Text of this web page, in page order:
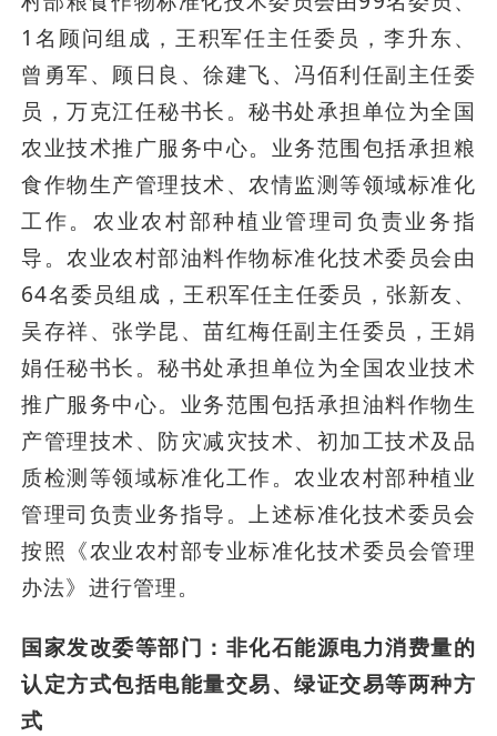
1名顾问组成，王积军任主任委员，李升东、
曾勇军、顾日良、徐建飞、冯佰利任副主任委
员，万克江任秘书长。秘书处承担单位为全国
农业技术推广服务中心。业务范围包括承担粮
食作物生产管理技术、农情监测等领域标准化
工作。农业农村部种植业管理司负责业务指
导。农业农村部油料作物标准化技术委员会由
64名委员组成，王积军任主任委员，张新友、
吴存祥、张学昆、苗红梅任副主任委员，王娟
娟任秘书长。秘书处承担单位为全国农业技术
推广服务中心。业务范围包括承担油料作物生
产管理技术、防灾减灾技术、初加工技术及品
质检测等领域标准化工作。农业农村部种植业
管理司负责业务指导。上述标准化技术委员会
按照《农业农村部专业标准化技术委员会管理
办法》进行管理。
国家发改委等部门：非化石能源电力消费量的
认定方式包括电能量交易、绿证交易等两种方
式